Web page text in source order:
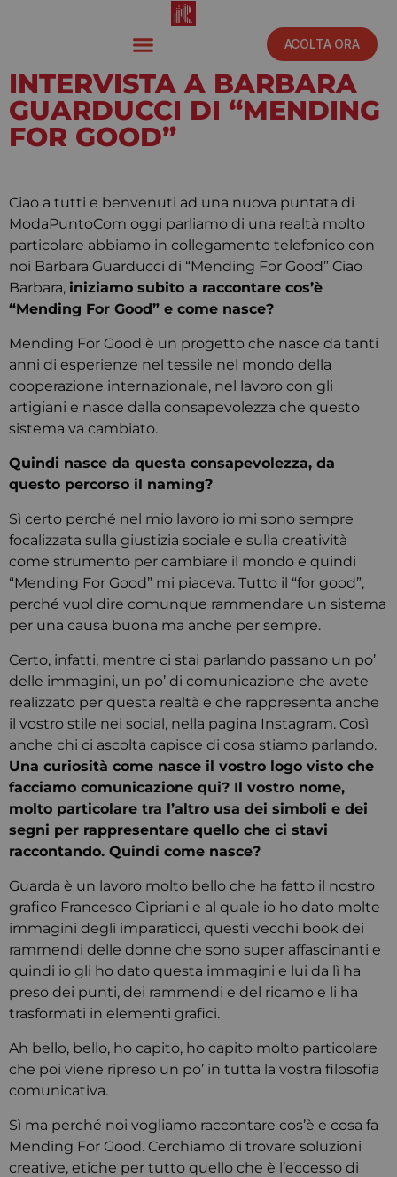
ACOLTA ORA
INTERVISTA A BARBARA
GUARDUCCI DI “MENDING
FOR GOOD”
Ciao a tutti e benvenuti ad una nuova puntata di
ModaPuntoCom oggi parliamo di una realtà molto
particolare abbiamo in collegamento telefonico con
noi Barbara Guarducci di “Mending For Good” Ciao
Barbara, iniziamo subito a raccontare cos’è
“Mending For Good” e come nasce?
Mending For Good è un progetto che nasce da tanti
anni di esperienze nel tessile nel mondo della
cooperazione internazionale, nel lavoro con gli
artigiani e nasce dalla consapevolezza che questo
sistema va cambiato.
Quindi nasce da questa consapevolezza, da
questo percorso il naming?
Sì certo perché nel mio lavoro io mi sono sempre
focalizzata sulla giustizia sociale e sulla creatività
come strumento per cambiare il mondo e quindi
“Mending For Good” mi piaceva. Tutto il “for good”,
perché vuol dire comunque rammendare un sistema
per una causa buona ma anche per sempre.
Certo, infatti, mentre ci stai parlando passano un po’
delle immagini, un po’ di comunicazione che avete
realizzato per questa realtà e che rappresenta anche
il vostro stile nei social, nella pagina Instagram. Così
anche chi ci ascolta capisce di cosa stiamo parlando.
Una curiosità come nasce il vostro logo visto che
facciamo comunicazione qui? Il vostro nome,
molto particolare tra l’altro usa dei simboli e dei
segni per rappresentare quello che ci stavi
raccontando. Quindi come nasce?
Guarda è un lavoro molto bello che ha fatto il nostro
grafico Francesco Cipriani e al quale io ho dato molte
immagini degli imparaticci, questi vecchi book dei
rammendi delle donne che sono super affascinanti e
quindi io gli ho dato questa immagini e lui da lì ha
preso dei punti, dei rammendi e del ricamo e li ha
trasformati in elementi grafici.
Ah bello, bello, ho capito, ho capito molto particolare
che poi viene ripreso un po’ in tutta la vostra filosofia
comunicativa.
Sì ma perché noi vogliamo raccontare cos’è e cosa fa
Mending For Good. Cerchiamo di trovare soluzioni
creative, etiche per tutto quello che è l’eccesso di